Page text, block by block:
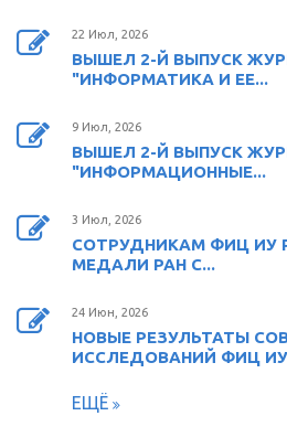
22 Июл, 2026
ВЫШЕЛ 2-Й ВЫПУСК
"ИНФОРМАТИКА И ЕЕ...
9 Июл, 2026
ВЫШЕЛ 2-Й ВЫПУСК
"ИНФОРМАЦИОННЫЕ...
3 Июл, 2026
СОТРУДНИКАМ ФИЦ ИУ
МЕДАЛИ РАН С...
24 Июн, 2026
НОВЫЕ РЕЗУЛЬТАТЫ
ИССЛЕДОВАНИЙ ФИЦ
ЕЩЁ